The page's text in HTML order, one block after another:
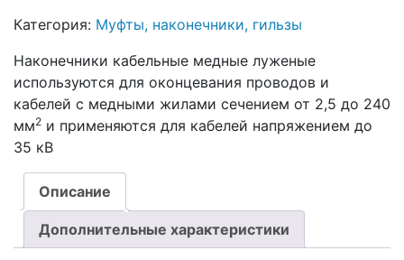
Категория: Муфты, наконечники, гильзы
Наконечники кабельные медные луженые
используются для оконцевания проводов и
кабелей с медными жилами сечением от 2,5 до 240
мм2 и применяются для кабелей напряжением до
35 кВ
Описание
Дополнительные характеристики